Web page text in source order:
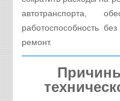
автотранспорта,
работоспособность
ремонт.